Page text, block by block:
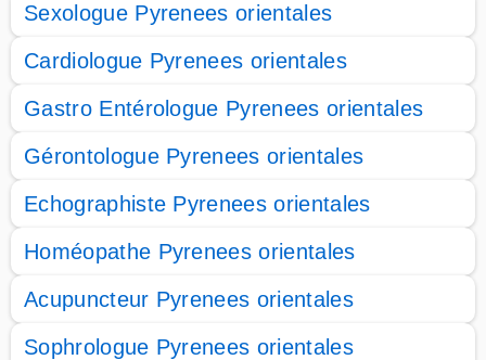
Sexologue Pyrenees orientales
Cardiologue Pyrenees orientales
Gastro Entérologue Pyrenees orientales
Gérontologue Pyrenees orientales
Echographiste Pyrenees orientales
Homéopathe Pyrenees orientales
Acupuncteur Pyrenees orientales
Sophrologue Pyrenees orientales